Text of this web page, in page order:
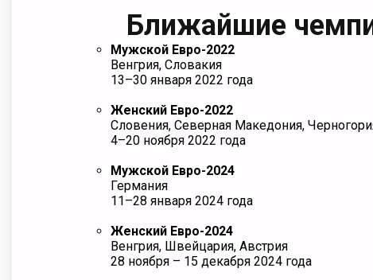
Ближайшие
Мужской Евро-2022
Венгрия, Словакия
13–30 января 2022 года
Женский Евро-2022
Словения, Северная Македония,
4–20 ноября 2022 года
Мужской Евро-2024
Германия
11–28 января 2024 года
Женский Евро-2024
Венгрия, Швейцария, Австрия
28 ноября – 15 декабря 2024 года